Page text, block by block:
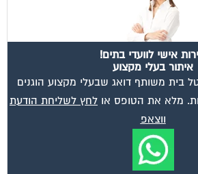
אישי לוועדי בתים!
איתור בעלי מקצוע
בית משותף דואג שבעלי מקצוע הוגנים
מלא את הטופס או לחץ לשליחת הודעת
ווצאפ